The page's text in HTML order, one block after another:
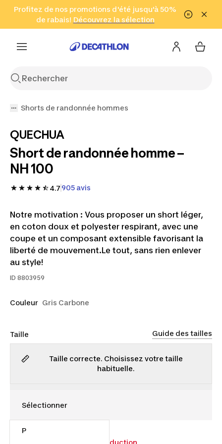
Aller à la recherche Aller au contenu Aller au pied de
Profitez de nos promotions d'été jusqu'à 50%
de rabais! Découvrez la sélection
Cliquez ici
en seulement 2 h!
(Zones sélectionnées)
Shorts de randonnée hommes
QUECHUA
Short de randonnée homme –
NH 100
4.7 905 avis
Notre motivation : Vous proposer un short léger,
en coton doux et polyester respirant, avec une
coupe et un composant extensible favorisant la
liberté de mouvement.Le tout, sans rien enlever
au style!
ID 8803959
Couleur Gris Carbone
Taille Guide des tailles
Taille correcte. Choisissez votre taille
habituelle.
P
20% de réduction